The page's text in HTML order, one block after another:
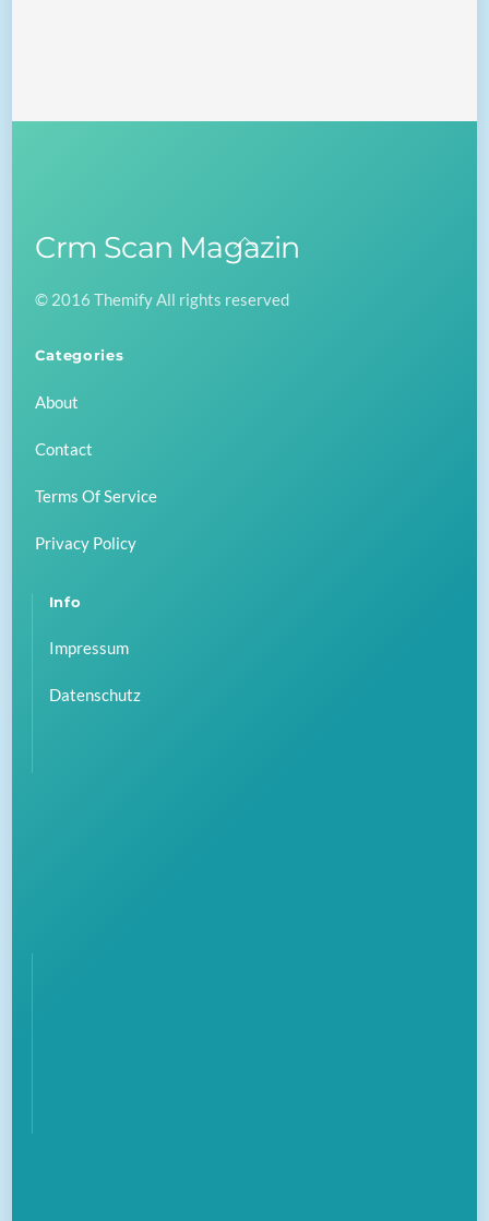
Back
Top
Crm Scan Magazin
© 2016 Themify All rights reserved
Categories
About
Contact
Terms Of Service
Privacy Policy
Info
Impressum
Datenschutz